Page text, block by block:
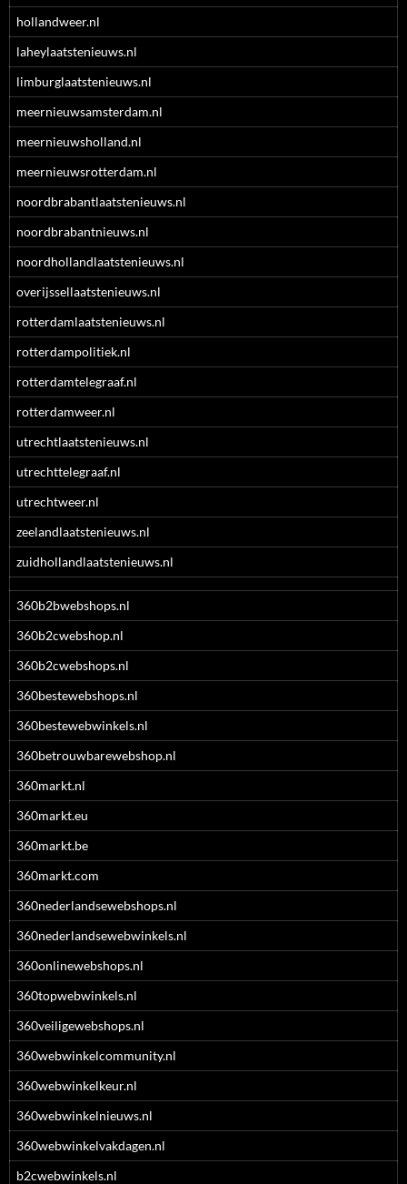
hollandweer.nl
laheylaatstenieuws.nl
limburglaatstenieuws.nl
meernieuwsamsterdam.nl
meernieuwsholland.nl
meernieuwsrotterdam.nl
noordbrabantlaatstenieuws.nl
noordbrabantnieuws.nl
noordhollandlaatstenieuws.nl
overijssellaatstenieuws.nl
rotterdamlaatstenieuws.nl
rotterdampolitiek.nl
rotterdamtelegraaf.nl
rotterdamweer.nl
utrechtlaatstenieuws.nl
utrechttelegraaf.nl
utrechtweer.nl
zeelandlaatstenieuws.nl
zuidhollandlaatstenieuws.nl
360b2bwebshops.nl
360b2cwebshop.nl
360b2cwebshops.nl
360bestewebshops.nl
360bestewebwinkels.nl
360betrouwbarewebshop.nl
360markt.nl
360markt.eu
360markt.be
360markt.com
360nederlandsewebshops.nl
360nederlandsewebwinkels.nl
360onlinewebshops.nl
360topwebwinkels.nl
360veiligewebshops.nl
360webwinkelcommunity.nl
360webwinkelkeur.nl
360webwinkelnieuws.nl
360webwinkelvakdagen.nl
b2cwebwinkels.nl